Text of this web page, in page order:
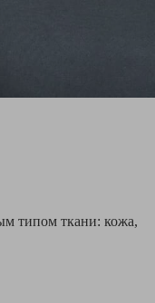
типом ткани: кожа,